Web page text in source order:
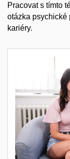
Pracovat s tímto
otázka psychické
kariéry.